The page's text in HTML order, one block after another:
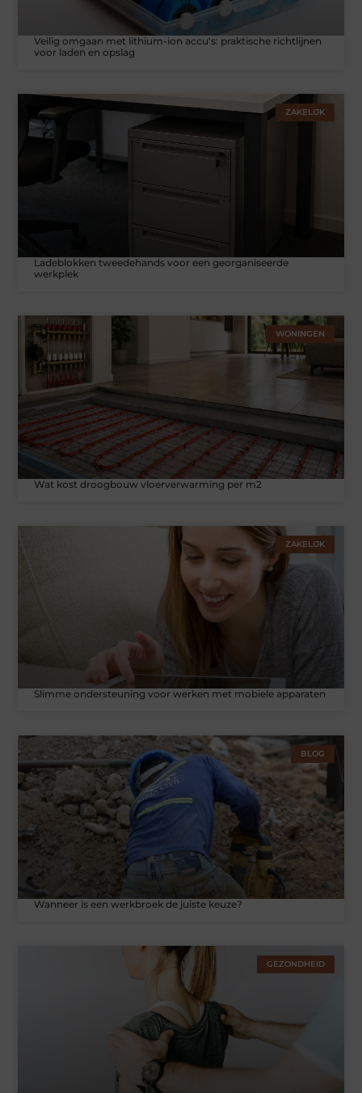
Veilig omgaan met lithium-ion accu's: praktische richtlijnen
voor laden en opslag
ZAKELIJK
Ladeblokken tweedehands voor een georganiseerde
werkplek
WONINGEN
Wat kost droogbouw vloerverwarming per m2
ZAKELIJK
Slimme ondersteuning voor werken met mobiele apparaten
BLOG
Wanneer is een werkbroek de juiste keuze?
GEZONDHEID